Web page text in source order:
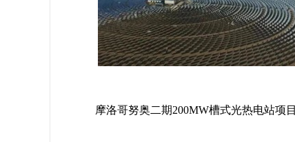
摩洛哥努奥二期200MW槽式光热电站项目